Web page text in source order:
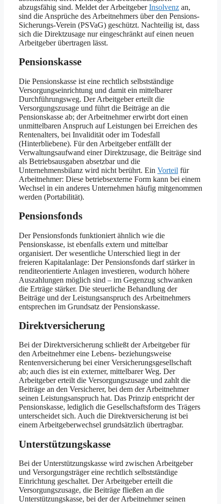
abzugsfähig sind. Meldet der ArbeitgeberInsolvenz an,
sind die Ansprüche des Arbeitnehmers über den Pensions-
Sicherungs-Verein (PSVaG) geschützt. Nachteilig ist, dass
sich die Direktzusage nur eingeschränkt auf einen neuen
Arbeitgeber übertragen lässt.
Pensionskasse
Die Pensionskasse ist eine rechtlich selbstständige
Versorgungseinrichtung und damit ein mittelbarer
Durchführungsweg. Der Arbeitgeber erteilt die
Versorgungszusage und führt die Beiträge an die
Pensionskasse ab; der Arbeitnehmer erwirbt dort einen
unmittelbaren Anspruch auf Leistungen bei Erreichen des
Rentenalters, bei Invalidität oder im Todesfall
(Hinterbliebene). Für den Arbeitgeber entfällt der
Verwaltungsaufwand einer Direktzusage, die Beiträge sind
als Betriebsausgaben absetzbar und die
Unternehmensbilanz wird nicht berührt. Ein Vorteil für
Arbeitnehmer: Diese betriebsexterne Form kann bei einem
Wechsel in ein anderes Unternehmen häufig mitgenommen
werden (Portabilität).
Pensionsfonds
Der Pensionsfonds funktioniert ähnlich wie die
Pensionskasse, ist ebenfalls extern und mittelbar
organisiert. Der wesentliche Unterschied liegt in der
freieren Kapitalanlage: Der Pensionsfonds darf stärker in
renditeorientierte Anlagen investieren, wodurch höhere
Auszahlungen möglich sind – im Gegenzug schwanken
die Erträge stärker. Die steuerliche Behandlung der
Beiträge und der Leistungsanspruch des Arbeitnehmers
entsprechen im Grundsatz der Pensionskasse.
Direktversicherung
Bei der Direktversicherung schließt der Arbeitgeber für
den Arbeitnehmer eine Lebens- beziehungsweise
Rentenversicherung bei einer Versicherungsgesellschaft
ab; auch dies ist ein externer, mittelbarer Weg. Der
Arbeitgeber erteilt die Versorgungszusage und zahlt die
Beiträge an den Versicherer, bei dem der Arbeitnehmer
seinen Leistungsanspruch hat. Das Prinzip entspricht der
Pensionskasse, lediglich die Gesellschaftsform des Trägers
unterscheidet sich. Auch die Direktversicherung ist bei
einem Arbeitgeberwechsel grundsätzlich übertragbar.
Unterstützungskasse
Bei der Unterstützungskasse wird zwischen Arbeitgeber
und Versorgungsträger eine rechtlich selbstständige
Einrichtung geschaltet. Der Arbeitgeber erteilt die
Versorgungszusage, die Beiträge fließen an die
Unterstützungskasse, bei der der Arbeitnehmer seinen